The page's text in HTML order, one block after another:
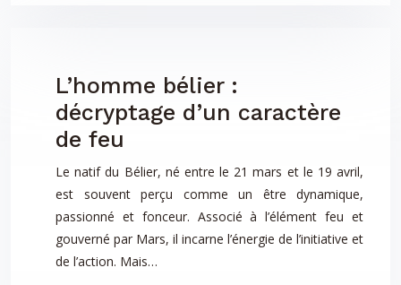
L’homme bélier :
décryptage d’un caractère
de feu
Le natif du Bélier, né entre le 21 mars et le 19 avril,
est souvent perçu comme un être dynamique,
passionné et fonceur. Associé à l’élément feu et
gouverné par Mars, il incarne l’énergie de l’initiative et
de l’action. Mais…